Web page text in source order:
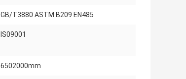
GB/T3880 ASTM B209 EN485
IS09001
6502000mm